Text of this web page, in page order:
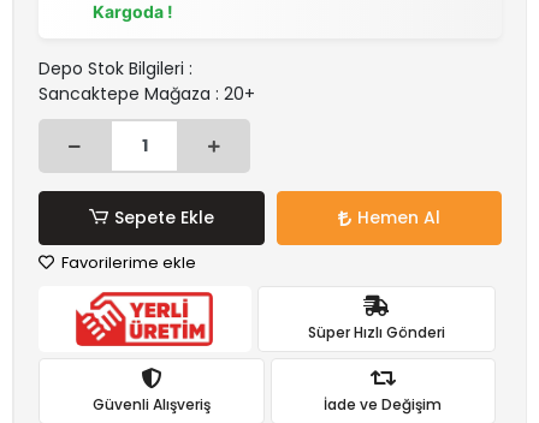
Kargoda !
Depo Stok Bilgileri :
Sancaktepe Mağaza : 20+
Sepete Ekle Hemen Al
Favorilerime ekle
Süper Hızlı Gönderi
Güvenli Alışveriş İade ve Değişim